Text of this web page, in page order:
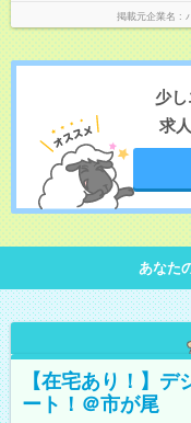
掲載元企業名
少し
求
あなた
【在宅あり！】
ート！＠市が尾